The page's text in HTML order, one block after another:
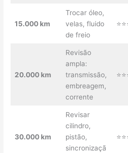
15.000 km
Trocar óleo,
velas, fluido
de freio
20.000 km
Revisão
ampla:
transmissão,
embreagem,
corrente
30.000 km
Revisar
cilindro,
pistão,
sincronizaçã